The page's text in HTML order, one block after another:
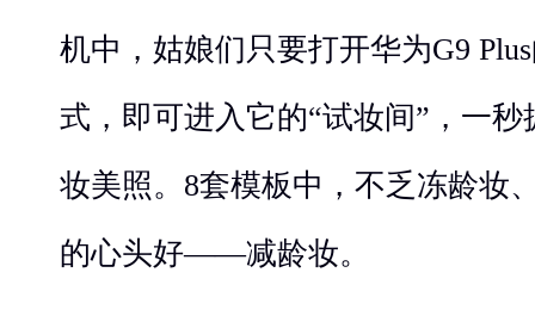
机中，姑娘们只要打开华为G9
式，即可进入它的“试妆间”，一
妆美照。8套模板中，不乏冻龄妆
的心头好——减龄妆。